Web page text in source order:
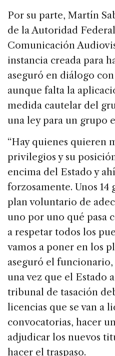
Por su parte, Martín
de la Autoridad
Comunicación
instancia creada para
aseguró en diálogo
aunque falta la
medida cautelar del
una ley para un grupo
“Hay quienes quieren
privilegios y su
encima del Estado y
forzosamente. Unos
plan voluntario de
uno por uno qué pasa
a respetar todos los
vamos a poner en los
aseguró el
una vez que el Estado
tribunal de tasación
licencias que se van a
convocatorias, hacer
adjudicar los nuevos
hacer el traspaso.